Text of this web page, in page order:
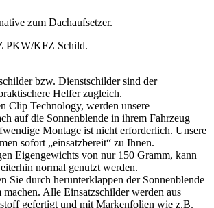
zum Dachaufsetzer.
PKW/KFZ Schild.
bzw. Dienstschilder sind der
Helfer zugleich.
Clip Technology, werden unsere
auf die Sonnenblende in ihrem Fahrzeug
Montage ist nicht erforderlich. Unsere
sofort „einsatzbereit“ zu Ihnen.
Eigengewichts von nur 150 Gramm, kann
normal genutzt werden.
Sie durch herunterklappen der Sonnenblende
machen. Alle Einsatzschilder werden aus
gefertigt und mit Markenfolien wie z.B.